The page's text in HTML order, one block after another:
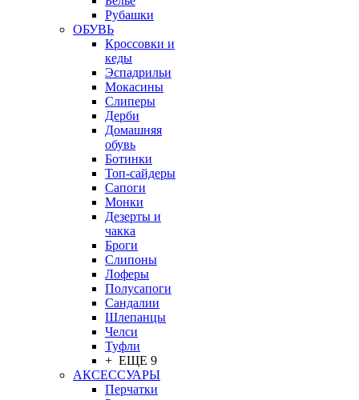
Рубашки
ОБУВЬ
Кроссовки и
кеды
Эспадрильи
Мокасины
Слиперы
Дерби
Домашняя
обувь
Ботинки
Топ-сайдеры
Сапоги
Монки
Дезерты и
чакка
Броги
Слипоны
Лоферы
Полусапоги
Сандалии
Шлепанцы
Челси
Туфли
+ ЕЩЕ 9
АКСЕССУАРЫ
Перчатки